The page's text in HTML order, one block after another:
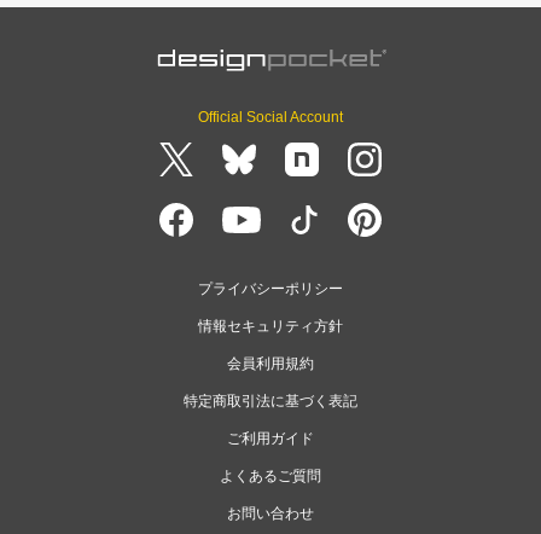
Official Social Account
プライバシーポリシー
情報セキュリティ方針
会員利用規約
特定商取引法に基づく表記
ご利用ガイド
よくあるご質問
お問い合わせ